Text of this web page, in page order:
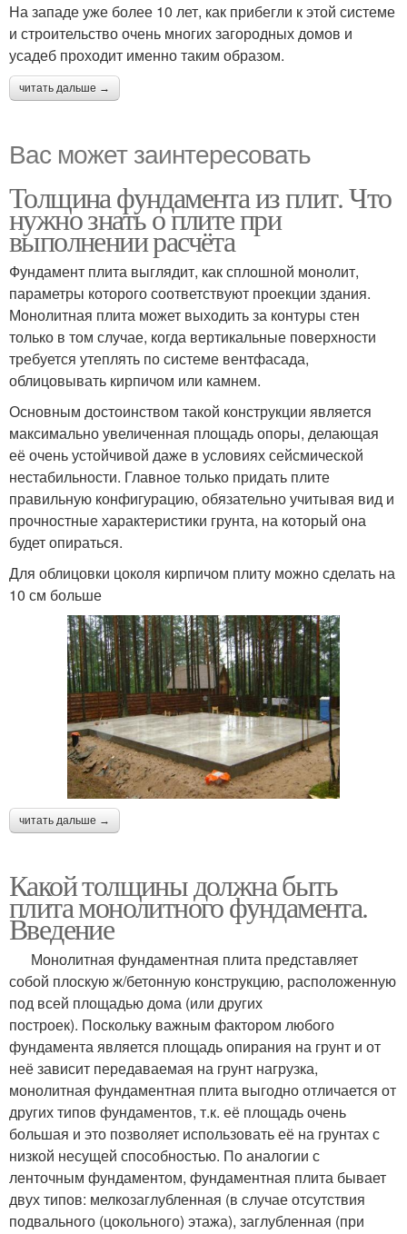
На западе уже более 10 лет, как прибегли к этой системе
и строительство очень многих загородных домов и
усадеб проходит именно таким образом.
читать дальше →
Вас может заинтересовать
Толщина фундамента из плит. Что
нужно знать о плите при
выполнении расчёта
Фундамент плита выглядит, как сплошной монолит,
параметры которого соответствуют проекции здания.
Монолитная плита может выходить за контуры стен
только в том случае, когда вертикальные поверхности
требуется утеплять по системе вентфасада,
облицовывать кирпичом или камнем.
Основным достоинством такой конструкции является
максимально увеличенная площадь опоры, делающая
её очень устойчивой даже в условиях сейсмической
нестабильности. Главное только придать плите
правильную конфигурацию, обязательно учитывая вид и
прочностные характеристики грунта, на который она
будет опираться.
Для облицовки цоколя кирпичом плиту можно сделать на
10 см больше
читать дальше →
Какой толщины должна быть
плита монолитного фундамента.
Введение
Монолитная фундаментная плита представляет
собой плоскую ж/бетонную конструкцию, расположенную
под всей площадью дома (или других
построек). Поскольку важным фактором любого
фундамента является площадь опирания на грунт и от
неё зависит передаваемая на грунт нагрузка,
монолитная фундаментная плита выгодно отличается от
других типов фундаментов, т.к. её площадь очень
большая и это позволяет использовать её на грунтах с
низкой несущей способностью. По аналогии с
ленточным фундаментом, фундаментная плита бывает
двух типов: мелкозаглубленная (в случае отсутствия
подвального (цокольного) этажа), заглубленная (при